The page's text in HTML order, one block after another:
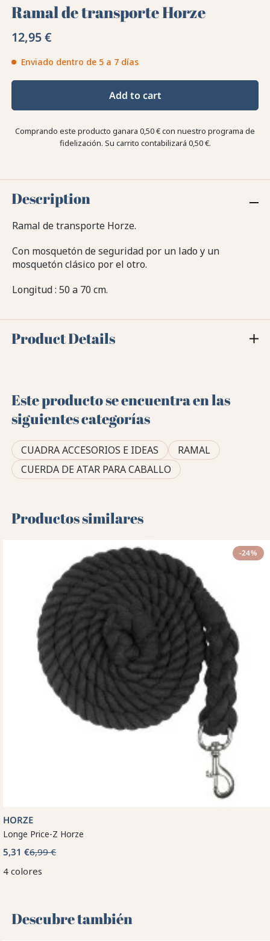
Ramal de transporte Horze
12,95 €
Enviado dentro de 5 a 7 días
Add to cart
Comprando este producto ganara 0,50 €con nuestro programa de
fidelización. Su carrito contabilizará 0,50 €.
Description
Ramal de transporte Horze.
Con mosquetón de seguridad por un lado y un
mosquetón clásico por el otro.
Longitud : 50 a 70 cm.
Product Details
Este producto se encuentra en las
siguientes categorías
CUADRA ACCESORIOS E IDEAS
RAMAL
CUERDA DE ATAR PARA CABALLO
Productos similares
-24%
HORZE
Longe Price-Z Horze
5,31 €6,99 €
4 colores
Descubre también 🌻